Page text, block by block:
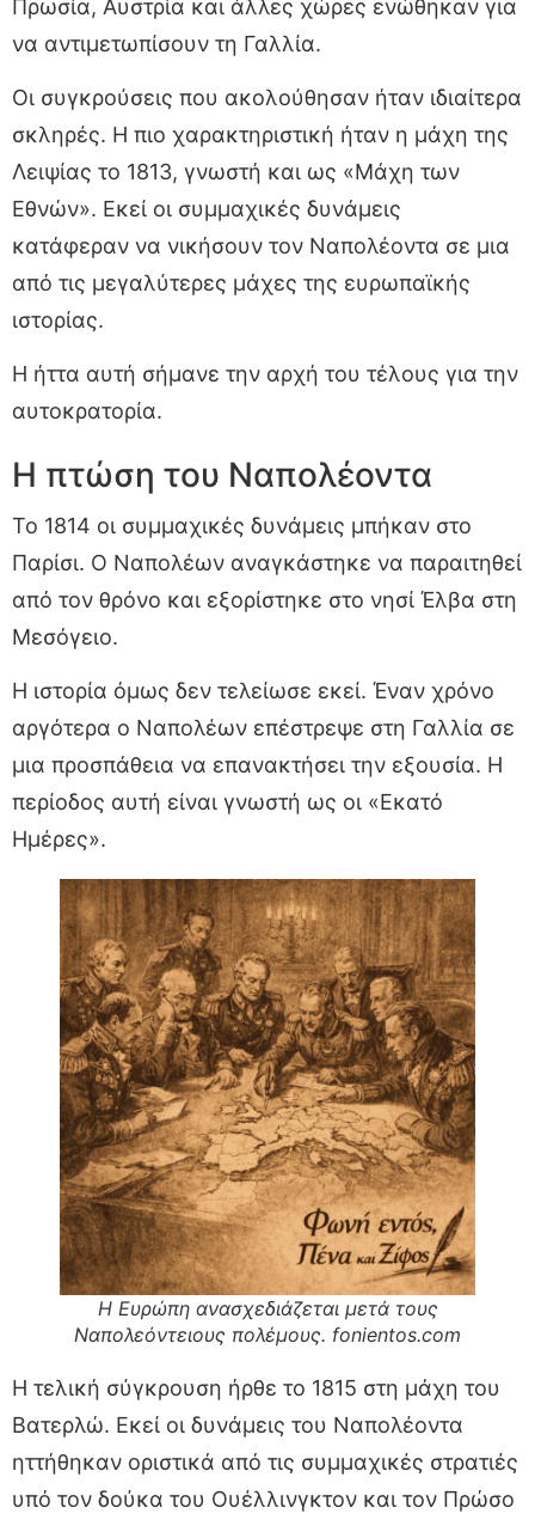
Πρωσία, Αυστρία και άλλες χώρες ενώθηκαν για
να αντιμετωπίσουν τη Γαλλία.
Οι συγκρούσεις που ακολούθησαν ήταν ιδιαίτερα
σκληρές. Η πιο χαρακτηριστική ήταν η μάχη της
Λειψίας το 1813, γνωστή και ως «Μάχη των
Εθνών». Εκεί οι συμμαχικές δυνάμεις
κατάφεραν να νικήσουν τον Ναπολέοντα σε μια
από τις μεγαλύτερες μάχες της ευρωπαϊκής
ιστορίας.
Η ήττα αυτή σήμανε την αρχή του τέλους για την
αυτοκρατορία.
Η πτώση του Ναπολέοντα
Το 1814 οι συμμαχικές δυνάμεις μπήκαν στο
Παρίσι. Ο Ναπολέων αναγκάστηκε να παραιτηθεί
από τον θρόνο και εξορίστηκε στο νησί Έλβα στη
Μεσόγειο.
Η ιστορία όμως δεν τελείωσε εκεί. Έναν χρόνο
αργότερα ο Ναπολέων επέστρεψε στη Γαλλία σε
μια προσπάθεια να επανακτήσει την εξουσία. Η
περίοδος αυτή είναι γνωστή ως οι «Εκατό
Ημέρες».
Η Ευρώπη ανασχεδιάζεται μετά τους
Ναπολεόντειους πολέμους. fonientos.com
Η τελική σύγκρουση ήρθε το 1815 στη μάχη του
Βατερλώ. Εκεί οι δυνάμεις του Ναπολέοντα
ηττήθηκαν οριστικά από τις συμμαχικές στρατιές
υπό τον δούκα του Ουέλλινγκτον και τον Πρώσο